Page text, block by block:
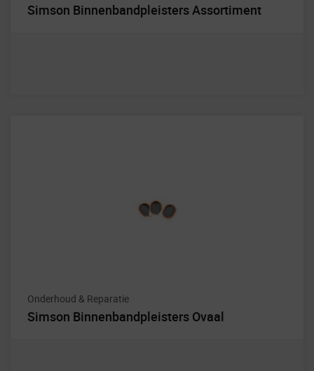
Simson Binnenbandpleisters Assortiment
Onderhoud & Reparatie
Simson Binnenbandpleisters Ovaal